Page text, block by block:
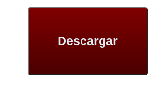
Descargar